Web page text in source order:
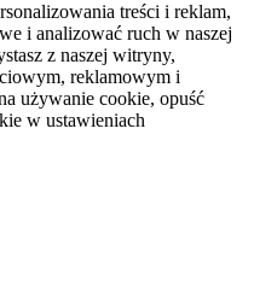
treści i reklam,
i analizować ruch w naszej
z naszej witryny,
reklamowym i
używanie cookie, opuść
w ustawieniach